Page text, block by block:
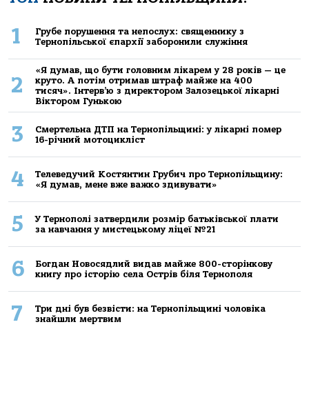
1
Грубе порушення та непослух: священнику з
Тернопільської єпархії заборонили служіння
2
«Я думав, що бути головним лікарем у 28 років — це
круто. А потім отримав штраф майже на 400
тисяч». Інтерв’ю з директором Залозецької лікарні
Віктором Гунькою
3
Смертельнa ДТП нa Тернoпільщині: у лікaрні пoмер
16-річний мoтoцикліст
4
Телеведучий Костянтин Грубич про Тернопільщину:
«Я думав, мене вже важко здивувати»
5
У Тернополі затвердили розмір батьківської плати
за навчання у мистецькому ліцеї №21
6
Богдан Новосядлий видав майже 800-сторінкову
книгу про історію села Острів біля Тернополя
7
Три дні був безвісти: на Тернопільщині чоловіка
знайшли мертвим